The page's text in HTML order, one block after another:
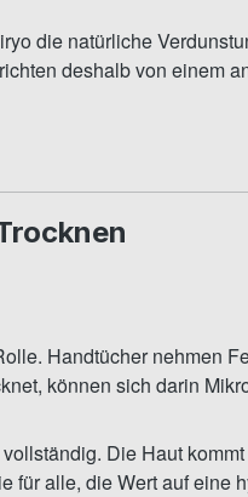
die natürliche
deshalb von einem
Handtücher nehmen
können sich darin
Die Haut
für alle, die Wert auf eine